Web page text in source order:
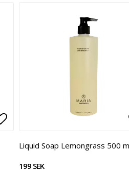
Lägg till i favoritlistan
Liquid Soap Lemongrass 500
199 SEK